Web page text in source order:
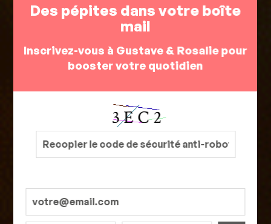
Des pépites dans votre boîte
mail
Inscrivez-vous à Gustave & Rosalie pour
booster votre quotidien